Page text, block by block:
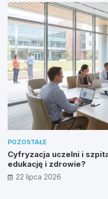
POZOSTAŁE
Cyfryzacja uczelni i
edukację i zdrowie?
22 lipca 2026